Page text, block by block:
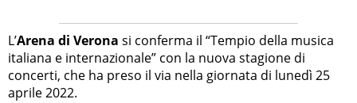
L’Arena di Verona si conferma il “Tempio della musica
italiana e internazionale” con la nuova stagione di
concerti, che ha preso il via nella giornata di lunedì 25
aprile 2022.